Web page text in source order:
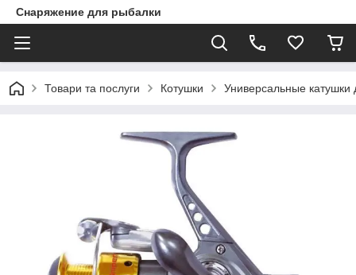
Снаряжение для рыбалки
Товари та послуги Котушки Универсальные катушки